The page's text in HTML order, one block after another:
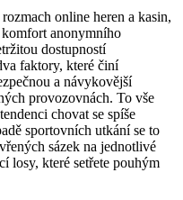
online heren a kasin,
anonymního
dostupností
faktory, které činí
a návykovější
provozovnách. To vše
chovat se spíše
sportovních utkání se to
sázek na jednotlivé
losy, které setřete pouhým